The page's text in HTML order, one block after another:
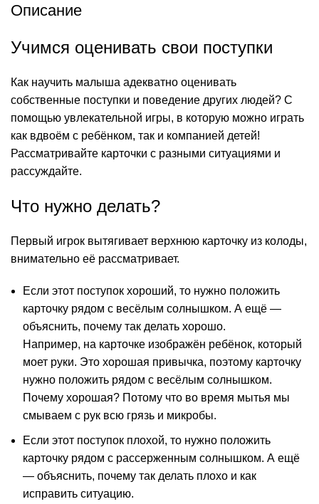
Описание
Учимся оценивать свои поступки
Как научить малыша адекватно оценивать
собственные поступки и поведение других людей? С
помощью увлекательной игры, в которую можно играть
как вдвоём с ребёнком, так и компанией детей!
Рассматривайте карточки с разными ситуациями и
рассуждайте.
Что нужно делать?
Первый игрок вытягивает верхнюю карточку из колоды,
внимательно её рассматривает.
Если этот поступок хороший, то нужно положить
карточку рядом с весёлым солнышком. А ещё —
объяснить, почему так делать хорошо.
Например, на карточке изображён ребёнок, который
моет руки. Это хорошая привычка, поэтому карточку
нужно положить рядом с весёлым солнышком.
Почему хорошая? Потому что во время мытья мы
смываем с рук всю грязь и микробы.
Если этот поступок плохой, то нужно положить
карточку рядом с рассерженным солнышком. А ещё
— объяснить, почему так делать плохо и как
исправить ситуацию.